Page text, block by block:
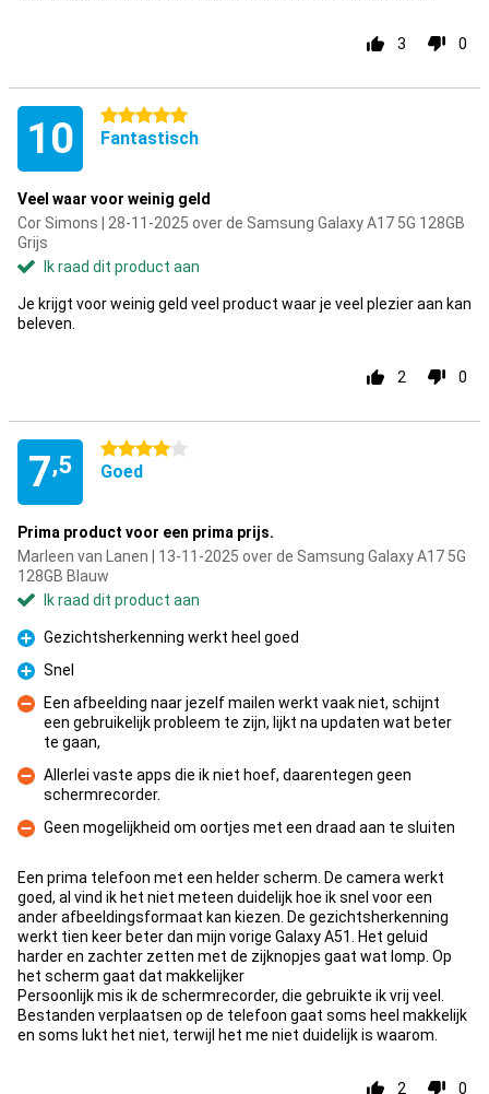
3 0
10 5 sterren
Fantastisch
Veel waar voor weinig geld
Cor Simons | 28-11-2025 over de Samsung Galaxy A17 5G 128GB
Grijs
Ik raad dit product aan
Je krijgt voor weinig geld veel product waar je veel plezier aan kan
beleven.
2 0
7,5
4 sterren
Goed
Prima product voor een prima prijs.
Marleen van Lanen | 13-11-2025 over de Samsung Galaxy A17 5G
128GB Blauw
Ik raad dit product aan
Pluspunt
Gezichtsherkenning werkt heel goed
Pluspunt
Snel
Minpunt
Een afbeelding naar jezelf mailen werkt vaak niet, schijnt
een gebruikelijk probleem te zijn, lijkt na updaten wat beter
te gaan,
Minpunt
Allerlei vaste apps die ik niet hoef, daarentegen geen
schermrecorder.
Minpunt
Geen mogelijkheid om oortjes met een draad aan te sluiten
Een prima telefoon met een helder scherm. De camera werkt
goed, al vind ik het niet meteen duidelijk hoe ik snel voor een
ander afbeeldingsformaat kan kiezen. De gezichtsherkenning
werkt tien keer beter dan mijn vorige Galaxy A51. Het geluid
harder en zachter zetten met de zijknopjes gaat wat lomp. Op
het scherm gaat dat makkelijker
Persoonlijk mis ik de schermrecorder, die gebruikte ik vrij veel.
Bestanden verplaatsen op de telefoon gaat soms heel makkelijk
en soms lukt het niet, terwijl het me niet duidelijk is waarom.
2 0